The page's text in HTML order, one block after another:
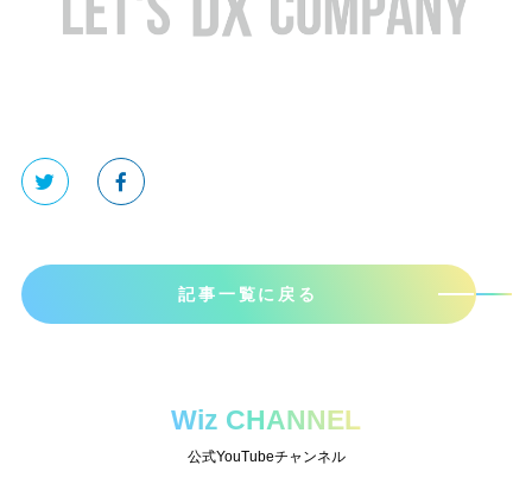
記事一覧に戻る
Wiz CHANNEL
公式YouTubeチャンネル